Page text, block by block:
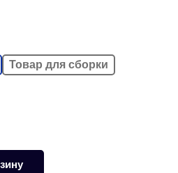
Товар для сборки